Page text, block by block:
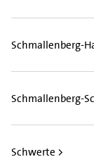
Schmallenberg-
Schmallenberg-
Schwerte >